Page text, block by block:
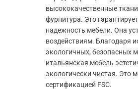
высококачественные
фурнитура. Это
надежность мебели. Она
воздействиям. Благодаря
экологичных, безопасных
итальянская мебель
экологически чистая. Это
сертификацией FSC.